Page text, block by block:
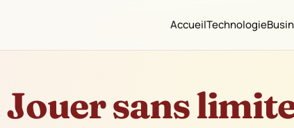
AccueilTechnologie
Jouer sans